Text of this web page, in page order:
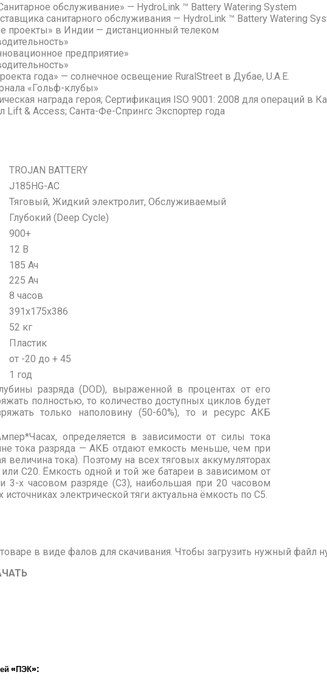
обслуживание» — HydroLink ™ Battery Watering System
санитарного обслуживания — HydroLink ™ Battery Watering
проекты» в Индии — дистанционный телеком
предприятие»
года» — солнечное освещение RuralStreet в Дубае, U.A.E.
«Гольф-клубы»
награда героя; Сертификация ISO 9001: 2008 для операций в
& Access; Санта-Фе-Спрингс Экспортер года
TROJAN BATTERY
J185HG-AC
Тяговый, Жидкий электролит, Обслуживаемый
Глубокий (Deep Cycle)
900+
12 В
185 Ач
225 Ач
8 часов
391х175х386
52 кг
Пластик
от -20 до + 45
1 год
разряда (DOD), выраженной в процентах от его
полностью, то количество доступных циклов будет
только наполовину (50-60%), то и ресурс АКБ
определяется в зависимости от силы тока
тока разряда — АКБ отдают емкость меньше, чем при
тока). Поэтому на всех тяговых аккумуляторах
С20. Ёмкость одной и той же батареи в зависимом от
3-х часовом разряде (С3), наибольшая при 20 часовом
электрической тяги актуальна ёмкость по С5.
в виде фалов для скачивания. Чтобы загрузить нужный файл
«ПЭК»: